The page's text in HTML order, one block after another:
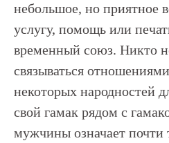
небольшое, но приятное
услугу, помощь или
временный союз. Никто
связываться
некоторых народностей
свой гамак рядом с
мужчины означает почти